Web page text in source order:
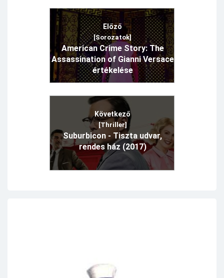
Előző
[Sorozatok]
American Crime Story: The
Assassination of Gianni Versace
értékelése
Következő
[Thriller]
Suburbicon - Tiszta udvar,
rendes ház (2017)